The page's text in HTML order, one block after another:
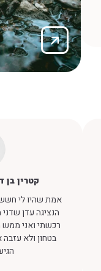
קטרין בן
אמת שהיו לי
הנציגה עדן
רכשתי ואני
בטחון ולא